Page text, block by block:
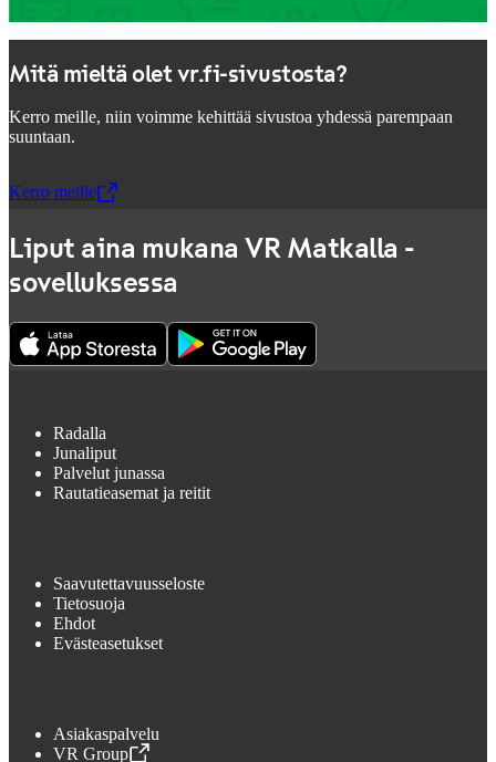
Mitä mieltä olet vr.fi-sivustosta?
Kerro meille, niin voimme kehittää sivustoa yhdessä parempaan
suuntaan.
Kerro meille
,Avataan uudessa välilehdessä
Liput aina mukana VR Matkalla -
sovelluksessa
Radalla
Junaliput
Palvelut junassa
Rautatieasemat ja reitit
Saavutettavuusseloste
Tietosuoja
Ehdot
Evästeasetukset
Asiakaspalvelu
VR Group
,Avataan uudessa välilehdessä